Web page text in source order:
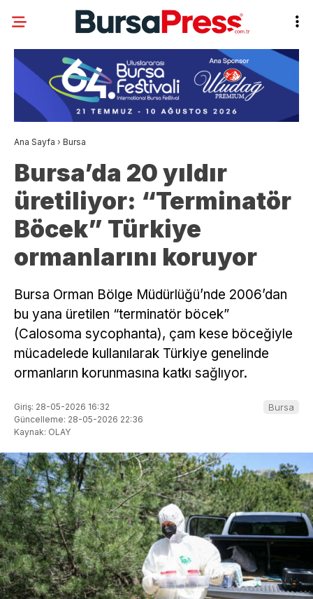
Ana Sayfa › Bursa
Bursa’da 20 yıldır
üretiliyor: “Terminatör
Böcek” Türkiye
ormanlarını koruyor
Bursa Orman Bölge Müdürlüğü’nde 2006’dan
bu yana üretilen “terminatör böcek”
(Calosoma sycophanta), çam kese böceğiyle
mücadelede kullanılarak Türkiye genelinde
ormanların korunmasına katkı sağlıyor.
Giriş: 28-05-2026 16:32
Güncelleme: 28-05-2026 22:36
Kaynak: OLAY
Bursa